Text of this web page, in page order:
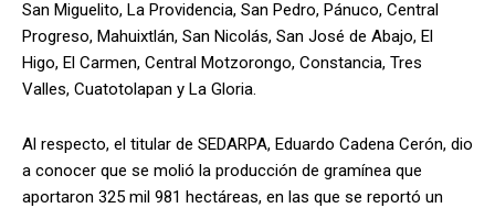
San Miguelito, La Providencia, San Pedro, Pánuco, Central
Progreso, Mahuixtlán, San Nicolás, San José de Abajo, El
Higo, El Carmen, Central Motzorongo, Constancia, Tres
Valles, Cuatotolapan y La Gloria.
Al respecto, el titular de SEDARPA, Eduardo Cadena Cerón, dio
a conocer que se molió la producción de gramínea que
aportaron 325 mil 981 hectáreas, en las que se reportó un